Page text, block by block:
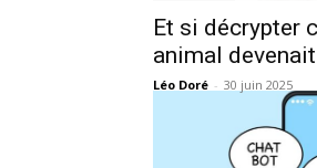
Et si décrypter
animal
Léo Doré - 30 juin 2025